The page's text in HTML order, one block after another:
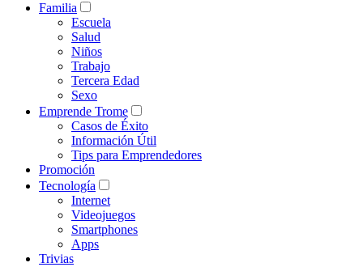
Familia
Escuela
Salud
Niños
Trabajo
Tercera Edad
Sexo
Emprende Trome
Casos de Éxito
Información Útil
Tips para Emprendedores
Promoción
Tecnología
Internet
Videojuegos
Smartphones
Apps
Trivias